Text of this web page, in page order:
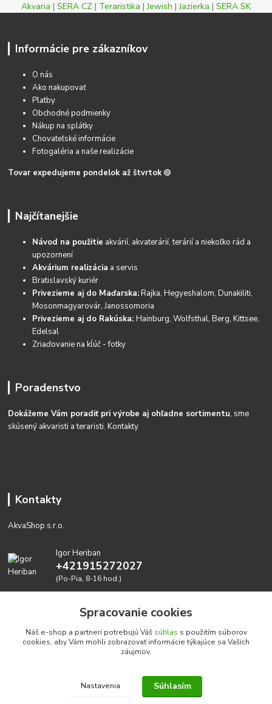
Akvaria | SERA CZ | Teraristika |Jewish |Jazierka | SERA SK
Informácie pre zákazníkov
O nás
Ako nakupovať
Platby
Obchodné podmienky
Nákup na splátky
Chovateľské informácie
Fotogaléria a naše realizácie
Tovar expedujeme pondelok až štvrtok 🟢
Najčítanejšie
Návod na použitie akvárií, akvaterárií, terárií a niekoľko rád a
upozornení
Akvárium realizácia a servis
Bratislavský kuriér
Privezieme aj do Maďarska:Rajka, Hegyeshalom, Dunakiliti,
Mosonmagyarovár, Janossomoria
Privezieme aj do Rakúska:Hainburg, Wolfsthal, Berg, Kittsee,
Edelsal
Zriaďovanie na kĺúč - fotky
Poradenstvo
Dokážeme Vám poradiť pri výrobe aj ohľadne sortimentu, sme
skúsený akvaristi a teraristi.Kontakty
Kontakty
AkvaShop s.r.o.
Igor Heriban
+421915272027
(Po-Pia, 8-16 hod.)
Realizujeme prírodné akvária: AkvaShop s.r.o. • IBAN:
SK3911000000002947087849
Spracovanie cookies
Náš e-shop a partneri potrebujú Váš súhlas s použitím súborov
cookies, aby Vám mohli zobrazovať informácie týkajúce sa Vašich
záujmov.
Nastavenia Súhlasím